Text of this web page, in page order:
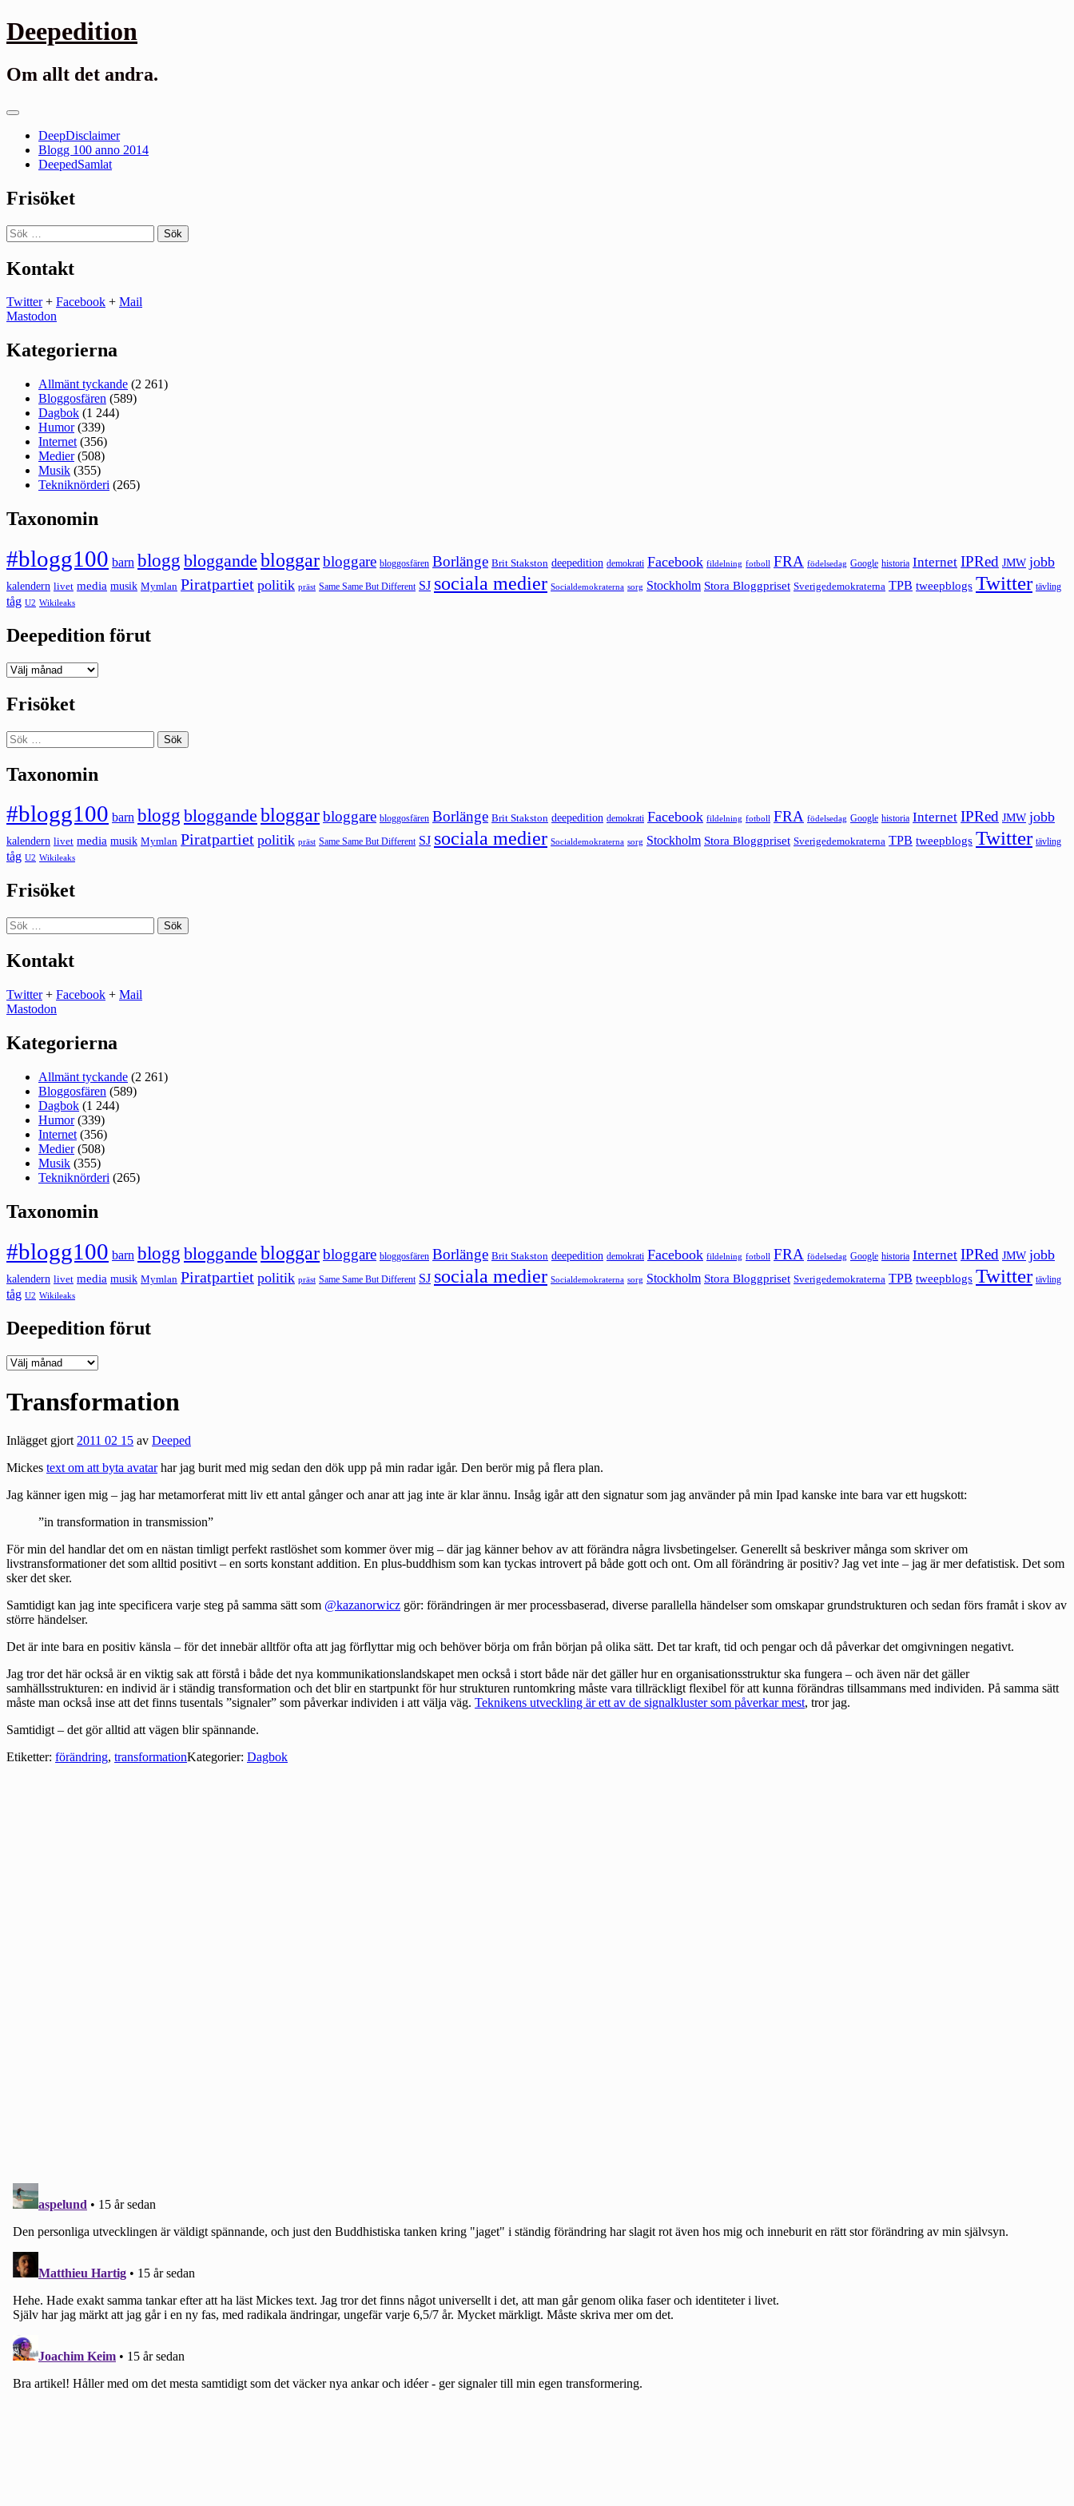
Gå
till
Deepedition
Om allt det andra.
Primär
DeepDisclaimer
Blogg 100 anno 2014
DeepedSamlat
Frisöket
Sök
efter:
Kontakt
Twitter+ Facebook + Mail
Mastodon
Kategorierna
Allmänt tyckande (2 261)
Bloggosfären (589)
Dagbok (1 244)
Humor(339)
Internet (356)
Medier(508)
Musik (355)
Tekniknörderi (265)
Taxonomin
#blogg100 barn blogg bloggande bloggarbloggare bloggosfären Borlänge Brit Stakston deepedition demokrati Facebook fildelning fotboll FRA födelsedag Google historia Internet IPRed JMW jobb
kalendern livet media musik Mymlan Piratpartiet politik präst Same Same But Different SJ sociala medier Socialdemokraterna sorg Stockholm Stora Bloggpriset Sverigedemokraterna TPB tweepblogs Twitter tävling
tåg U2 Wikileaks
Deepedition förut
Deepedition
Frisöket
Sök
efter:
Taxonomin
#blogg100 barn blogg bloggande bloggarbloggare bloggosfären Borlänge Brit Stakston deepedition demokrati Facebook fildelning fotboll FRA födelsedag Google historia Internet IPRed JMW jobb
kalendern livet media musik Mymlan Piratpartiet politik präst Same Same But Different SJ sociala medier Socialdemokraterna sorg Stockholm Stora Bloggpriset Sverigedemokraterna TPB tweepblogs Twitter tävling
tåg U2 Wikileaks
Frisöket
Sök
efter:
Kontakt
Twitter+ Facebook + Mail
Mastodon
Kategorierna
Allmänt tyckande (2 261)
Bloggosfären (589)
Dagbok (1 244)
Humor(339)
Internet (356)
Medier(508)
Musik (355)
Tekniknörderi (265)
Taxonomin
#blogg100 barn blogg bloggande bloggarbloggare bloggosfären Borlänge Brit Stakston deepedition demokrati Facebook fildelning fotboll FRA födelsedag Google historia Internet IPRed JMW jobb
kalendern livet media musik Mymlan Piratpartiet politik präst Same Same But Different SJ sociala medier Socialdemokraterna sorg Stockholm Stora Bloggpriset Sverigedemokraterna TPB tweepblogs Twitter tävling
tåg U2 Wikileaks
Deepedition förut
Deepedition
Transformation
Inlägget gjort2011 02 15 av Deeped
Mickes text om att byta avatarhar jag burit med mig sedan den dök upp på min radar igår. Den berör mig på flera plan.
Jag känner igen mig – jag har metamorferat mitt liv ett antal gånger och anar att jag inte är klar ännu. Insåg igår att den signatur som jag använder på min Ipad kanske inte bara var ett hugskott:
”in transformation in transmission”
För min del handlar det om en nästan timligt perfekt rastlöshet som kommer över mig – där jag känner behov av att förändra några livsbetingelser. Generellt så beskriver många som skriver om
livstransformationer det som alltid positivt – en sorts konstant addition. En plus-buddhism som kan tyckas introvert på både gott och ont. Om all förändring är positiv? Jag vet inte – jag är mer defatistisk. Det som
sker det sker.
Samtidigt kan jag inte specificera varje steg på samma sätt som @kazanorwicz gör: förändringen är mer processbaserad, diverse parallella händelser som omskapar grundstrukturen och sedan förs framåt i skov av
större händelser.
Det är inte bara en positiv känsla – för det innebär alltför ofta att jag förflyttar mig och behöver börja om från början på olika sätt. Det tar kraft, tid och pengar och då påverkar det omgivningen negativt.
Jag tror det här också är en viktig sak att förstå i både det nya kommunikationslandskapet men också i stort både när det gäller hur en organisationsstruktur ska fungera – och även när det gäller
samhällsstrukturen: en individ är i ständig transformation och det blir en startpunkt för hur strukturen runtomkring måste vara tillräckligt flexibel för att kunna förändras tillsammans med individen. På samma sätt
måste man också inse att det finns tusentals ”signaler” som påverkar individen i att välja väg. Teknikens utveckling är ett av de signalkluster som påverkar mest, tror jag.
Samtidigt – det gör alltid att vägen blir spännande.
Etiketter: förändring, transformationKategorier: Dagbok